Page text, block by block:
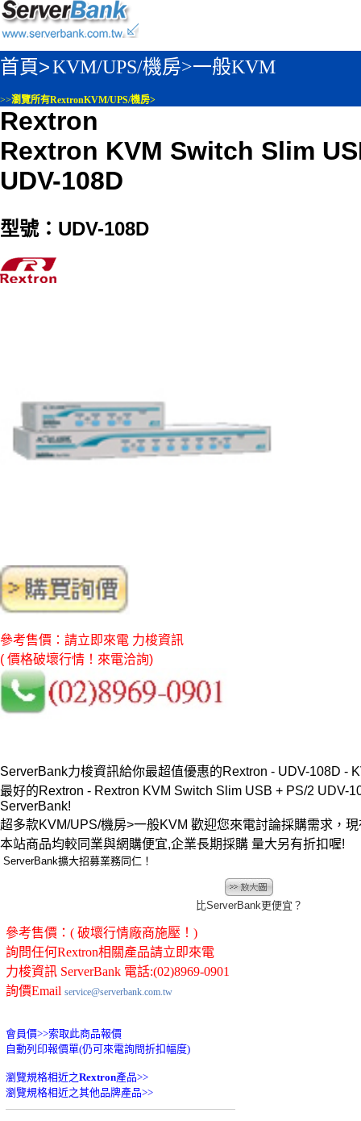
首頁>KVM/UPS/機房>一般KVM
>>瀏覽所有RextronKVM/UPS/機房>
Rextron
Rextron KVM Switch Slim
UDV-108D
型號：UDV-108D
參考售價：請立即來電 力梭資訊
( 價格破壞行情！來電洽詢)
ServerBank力梭資訊給你最超值優惠的Rextron - UDV-108D -
最好的Rextron - Rextron KVM Switch Slim USB + PS/2 UDV-
ServerBank!
超多款KVM/UPS/機房>一般KVM 歡迎您來電討論採購需求，
本站商品均較同業與網購便宜,企業長期採購 量大另有折扣喔!
ServerBank擴大招募業務同仁！
比ServerBank更便宜？
參考售價：( 破壞行情廠商施壓！)
詢問任何Rextron相關產品請立即來電
力梭資訊 ServerBank 電話:(02)8969-0901
詢價Email service@serverbank.com.tw
會員價>>索取此商品報價
自動列印報價單(仍可來電詢問折扣幅度)
瀏覽規格相近之Rextron產品>>
瀏覽規格相近之其他品牌產品>>